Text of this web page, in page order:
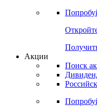
Акции
Поиск